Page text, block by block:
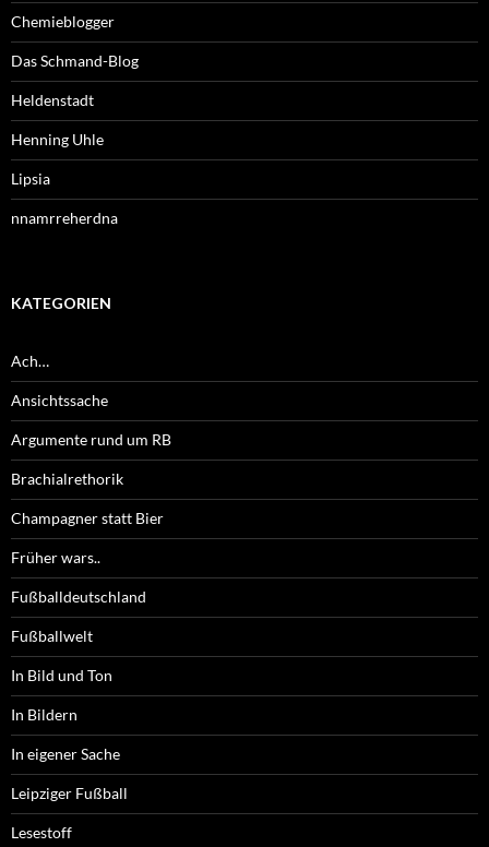
Chemieblogger
Das Schmand-Blog
Heldenstadt
Henning Uhle
Lipsia
nnamrreherdna
KATEGORIEN
Ach…
Ansichtssache
Argumente rund um RB
Brachialrethorik
Champagner statt Bier
Früher wars..
Fußballdeutschland
Fußballwelt
In Bild und Ton
In Bildern
In eigener Sache
Leipziger Fußball
Lesestoff